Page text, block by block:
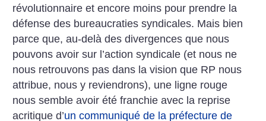
révolutionnaire et encore moins pour prendre la
défense des bureaucraties syndicales. Mais bien
parce que, au-delà des divergences que nous
pouvons avoir sur l’action syndicale (et nous ne
nous retrouvons pas dans la vision que RP nous
attribue, nous y reviendrons), une ligne rouge
nous semble avoir été franchie avec la reprise
acritique d’un communiqué de la préfecture de